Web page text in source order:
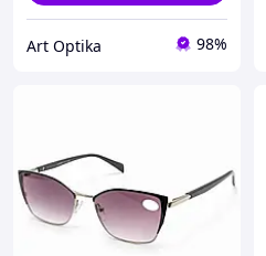
Art Optika 98%